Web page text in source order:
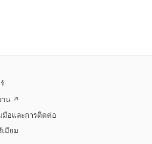
าน ↗
มือและการติดต่อ
มียม